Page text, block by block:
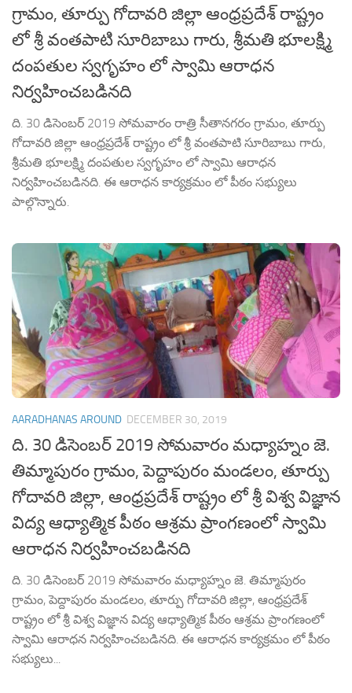
గ్రామం, తూర్పు గోదావరి జిల్లా ఆంధ్రప్రదేశ్ రాష్ట్రం
లో శ్రీ వంతపాటి సూరిబాబు గారు, శ్రీమతి భూలక్ష్మి
దంపతుల స్వగృహం లో స్వామి ఆరాధన
నిర్వహించబడినది
ది. 30 డిసెంబర్ 2019 సోమవారం రాత్రి సీతానగరం గ్రామం, తూర్పు
గోదావరి జిల్లా ఆంధ్రప్రదేశ్ రాష్ట్రం లో శ్రీ వంతపాటి సూరిబాబు గారు,
శ్రీమతి భూలక్ష్మి దంపతుల స్వగృహం లో స్వామి ఆరాధన
నిర్వహించబడినది. ఈ ఆరాధన కార్యక్రమం లో పీఠం సభ్యులు
పాల్గొన్నారు.
AARADHANAS AROUND DECEMBER 30, 2019
ది. 30 డిసెంబర్ 2019 సోమవారం మధ్యాహ్నం జె.
తిమ్మాపురం గ్రామం, పెద్దాపురం మండలం, తూర్పు
గోదావరి జిల్లా, ఆంధ్రప్రదేశ్ రాష్ట్రం లో శ్రీ విశ్వ విజ్ఞాన
విద్య ఆధ్యాత్మిక పీఠం ఆశ్రమ ప్రాంగణంలో స్వామి
ఆరాధన నిర్వహించబడినది
ది. 30 డిసెంబర్ 2019 సోమవారం మధ్యాహ్నం జె. తిమ్మాపురం
గ్రామం, పెద్దాపురం మండలం, తూర్పు గోదావరి జిల్లా, ఆంధ్రప్రదేశ్
రాష్ట్రం లో శ్రీ విశ్వ విజ్ఞాన విద్య ఆధ్యాత్మిక పీఠం ఆశ్రమ ప్రాంగణంలో
స్వామి ఆరాధన నిర్వహించబడినది. ఈ ఆరాధన కార్యక్రమం లో పీఠం
సభ్యులు...